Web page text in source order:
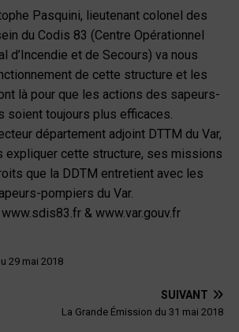
Pasquini, lieutenant colonel des
du Codis 83 (Centre Opérationnel
d’Incendie et de Secours) va nous
de cette structure et les
là pour que les actions des sapeurs-
soient toujours plus efficaces.
département adjoint DTTM du Var,
expliquer cette structure, ses missions
que la DDTM entretient avec les
pompiers du Var.
& www.var.gouv.fr
29 mai 2018
SUIVANT
La Grande Émission du 31 mai 2018